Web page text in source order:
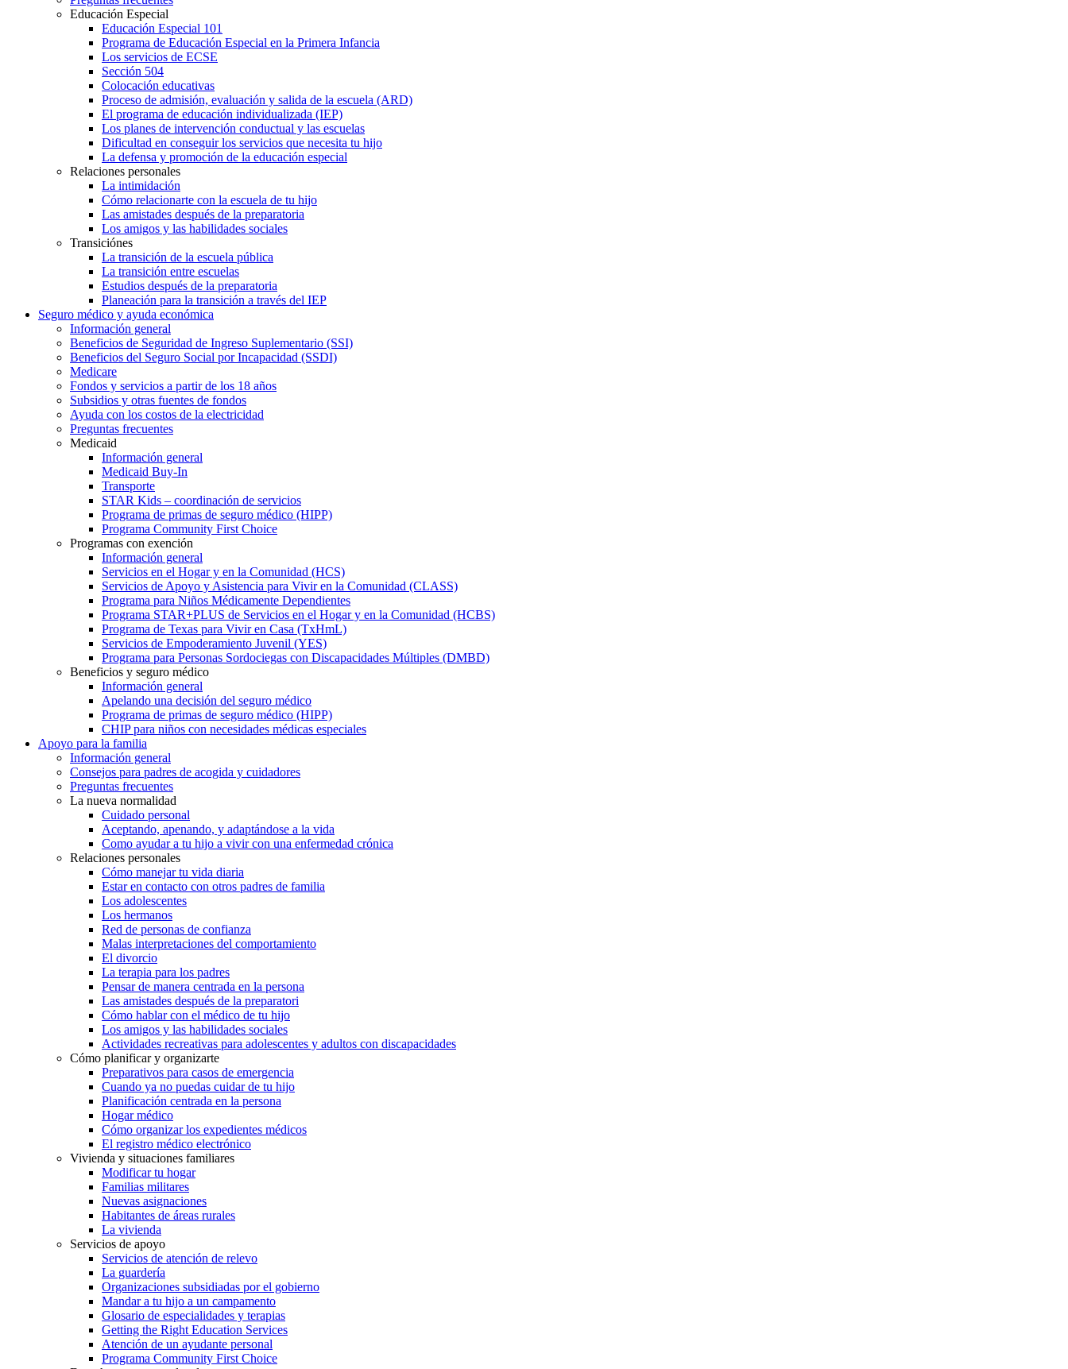
Educación Especial
Educación Especial 101
Programa de Educación Especial en la Primera Infancia
Los servicios de ECSE
Sección 504
Colocación educativas
Proceso de admisión, evaluación y salida de la escuela (ARD)
El programa de educación individualizada (IEP)
Los planes de intervención conductual y las escuelas
Dificultad en conseguir los servicios que necesita tu hijo
La defensa y promoción de la educación especial
Relaciones personales
La intimidación
Cómo relacionarte con la escuela de tu hijo
Las amistades después de la preparatoria
Los amigos y las habilidades sociales
Transiciónes
La transición de la escuela pública
La transición entre escuelas
Estudios después de la preparatoria
Planeación para la transición a través del IEP
Seguro médico y ayuda económica
Información general
Beneficios de Seguridad de Ingreso Suplementario (SSI)
Beneficios del Seguro Social por Incapacidad (SSDI)
Medicare
Fondos y servicios a partir de los 18 años
Subsidios y otras fuentes de fondos
Ayuda con los costos de la electricidad
Preguntas frecuentes
Medicaid
Información general
Medicaid Buy-In
Transporte
STAR Kids – coordinación de servicios
Programa de primas de seguro médico (HIPP)
Programa Community First Choice
Programas con exención
Información general
Servicios en el Hogar y en la Comunidad (HCS)
Servicios de Apoyo y Asistencia para Vivir en la Comunidad (CLASS)
Programa para Niños Médicamente Dependientes
Programa STAR+PLUS de Servicios en el Hogar y en la Comunidad (HCBS)
Programa de Texas para Vivir en Casa (TxHmL)
Servicios de Empoderamiento Juvenil (YES)
Programa para Personas Sordociegas con Discapacidades Múltiples (DMBD)
Beneficios y seguro médico
Información general
Apelando una decisión del seguro médico
Programa de primas de seguro médico (HIPP)
CHIP para niños con necesidades médicas especiales
Apoyo para la familia
Información general
Consejos para padres de acogida y cuidadores
Preguntas frecuentes
La nueva normalidad
Cuidado personal
Aceptando, apenando, y adaptándose a la vida
Como ayudar a tu hijo a vivir con una enfermedad crónica
Relaciones personales
Cómo manejar tu vida diaria
Estar en contacto con otros padres de familia
Los adolescentes
Los hermanos
Red de personas de confianza
Malas interpretaciones del comportamiento
El divorcio
La terapia para los padres
Pensar de manera centrada en la persona
Las amistades después de la preparatori
Cómo hablar con el médico de tu hijo
Los amigos y las habilidades sociales
Actividades recreativas para adolescentes y adultos con discapacidades
Cómo planificar y organizarte
Preparativos para casos de emergencia
Cuando ya no puedas cuidar de tu hijo
Planificación centrada en la persona
Hogar médico
Cómo organizar los expedientes médicos
El registro médico electrónico
Vivienda y situaciones familiares
Modificar tu hogar
Familias militares
Nuevas asignaciones
Habitantes de áreas rurales
La vivienda
Servicios de apoyo
Servicios de atención de relevo
La guardería
Organizaciones subsidiadas por el gobierno
Mandar a tu hijo a un campamento
Glosario de especialidades y terapias
Getting the Right Education Services
Atención de un ayudante personal
Programa Community First Choice